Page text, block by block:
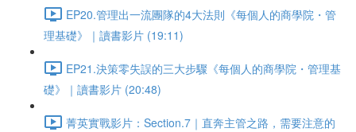
EP20.管理出一流團隊的4大法則《每個人的商學院・管
理基礎》｜讀書影片 (19:11)
EP21.決策零失誤的三大步驟《每個人的商學院・管理基
礎》｜讀書影片 (20:48)
菁英實戰影片：Section.7｜直奔主管之路，需要注意的